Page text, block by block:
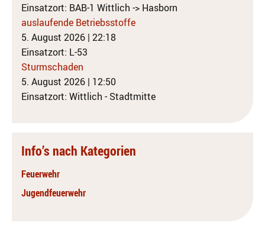
Einsatzort: BAB-1 Wittlich -> Hasborn
auslaufende Betriebsstoffe
5. August 2026 | 22:18
Einsatzort: L-53
Sturmschaden
5. August 2026 | 12:50
Einsatzort: Wittlich - Stadtmitte
Info’s nach Kategorien
Feuerwehr
Jugendfeuerwehr